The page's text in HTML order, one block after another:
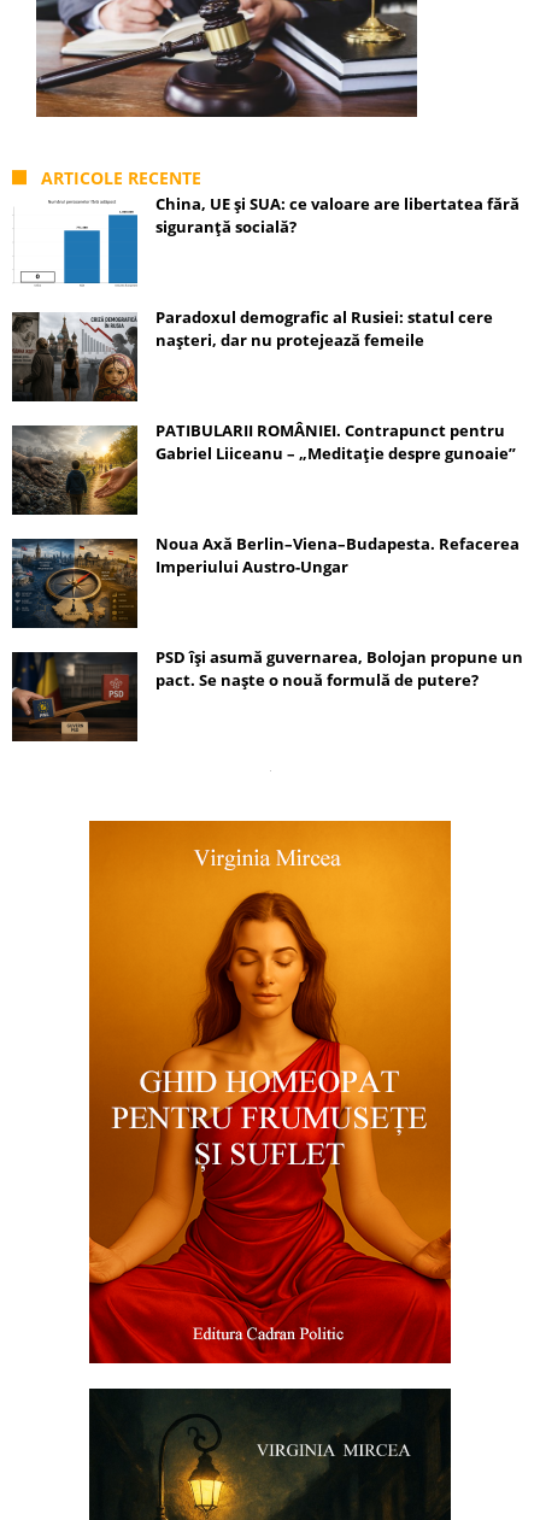
ARTICOLE RECENTE
China, UE și SUA: ce valoare are libertatea fără
siguranță socială?
Paradoxul demografic al Rusiei: statul cere
nașteri, dar nu protejează femeile
PATIBULARII ROMÂNIEI. Contrapunct pentru
Gabriel Liiceanu – „Meditație despre gunoaie”
Noua Axă Berlin–Viena–Budapesta. Refacerea
Imperiului Austro-Ungar
PSD își asumă guvernarea, Bolojan propune un
pact. Se naște o nouă formulă de putere?